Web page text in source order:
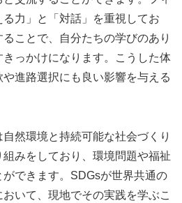
力」と「対話」を重視してお
ことで、自分たちの学びのあり
っかけになります。こうした体
進路選択にも良い影響を与える
然環境と持続可能な社会づくり
みをしており、環境問題や福祉
できます。SDGsが世界共通の
いて、現地でその実践を学ぶこ